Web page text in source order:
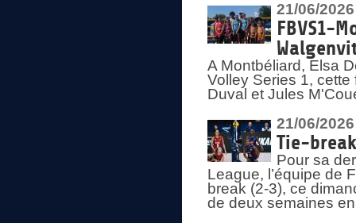
21/06/2026
FBVS1-
A Montbéliard, Elsa
Volley Series 1,
Duval et Jules
21/06/2026
Tie-
Pour sa
League, l’équipe de
break (2-3), ce
de deux semaines